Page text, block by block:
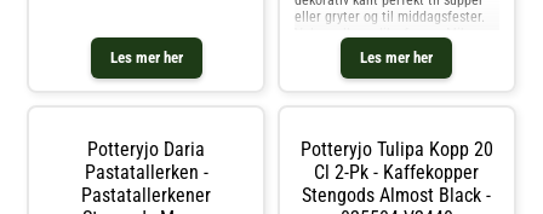
Les mer her Les mer her
eller gryter og til middagsfester.
Velg mellom ulike farger. Miks og
match med andre deler av
kolleksjonen for å skape den
perfekte kombinasjonen. Hver
Håndlaget.- Laget av stengods.-
Vakkert design.- Finnes også som
en middagstallerken.-
Suppetallerkenen finnes i
Potteryjo Daria
Pastatallerken -
Pastatallerkener
Potteryjo Tulipa Kopp 20
Cl 2-Pk - Kaffekopper
Stengods Almost Black -